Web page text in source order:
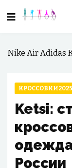
Nike Air Adidas
КРОССОВКИ2025
Ketsi:
одежда
России